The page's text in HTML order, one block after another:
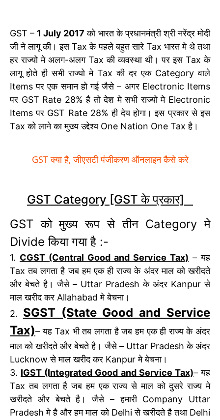
GST – 1 July 2017 को भारत के प्रधानमंत्री श्री नरेंद्र मोदी
जी ने लागू की। इस Tax के पहले बहुत सारे Tax भारत मे थे तथा
हर राज्यो मे अलग-अलग Tax की व्यवस्था थी। पर इस Tax के
लागू होते ही सभी राज्यो मे Tax की दर एक Category वाले
Items पर एक समान हो गई जैसे – अगर Electronic Items
पर GST Rate 28% है तो देश मे सभी राज्यो मे Electronic
Items पर GST Rate 28% ही देय होगा। इस प्रकार से इस
Tax को लाने का मुख्य उद्देश्य One Nation One Tax है।
GST क्या है, जीएसटी पंजीकरण ऑनलाइन कैसे करे
GST Category [GST के प्रकार]
GST को मुख्य रूप से तीन Category मे
Divide किया गया है :-
1. CGST (Central Good and Service Tax) – यह
Tax तब लगता है जब हम एक ही राज्य के अंदर माल को खरीदते
और बेचते है। जैसे – Uttar Pradesh के अंदर Kanpur से
माल खरीद कर Allahabad मे बेचना।
2. SGST (State Good and Service
Tax)– यह Tax भी तब लगता है जब हम एक ही राज्य के अंदर
माल को खरीदते और बेचते है। जैसे – Uttar Pradesh के अंदर
Lucknow से माल खरीद कर Kanpur मे बेचना।
3. IGST (Integrated Good and Service Tax)– यह
Tax तब लगता है जब हम एक राज्य से माल को दुसरे राज्य मे
खरीदते और बेचते है। जैसे – हमारी Company Uttar
Pradesh मे है और हम माल को Delhi से खरीदते है तथा Delhi